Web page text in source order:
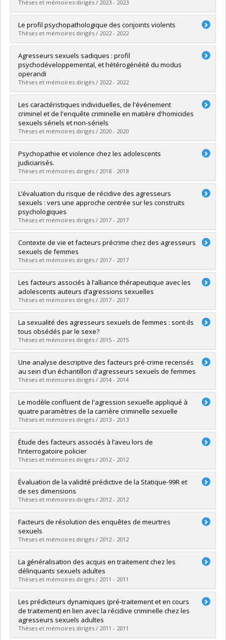
Cycle : Master's
Grade :M. Sc.
Lien vers le document dans Papyrus
Thèses et mémoires dirigés / 2023 - 2023
Graduate :Michaud, Patrick
Cycle : Doctoral
Grade :Ph. D.
Lien vers le document dans Papyrus
Le profil psychopathologique des conjoints violents
Thèses et mémoires dirigés / 2022 - 2022
Graduate : Ménard, Ingrid
Cycle :Master's
Grade :M. Sc.
Lien vers le document dans Papyrus
Agresseurs sexuels sadiques : profil
psychodéveloppemental, et hétérogénéité du modus
operandi
Thèses et mémoires dirigés / 2022 - 2022
Graduate :Gauthier, Alexandre
Cycle :Master's
Grade : M. Sc.
Lien vers le document dans Papyrus
Les caractéristiques individuelles, de l'événement
criminel et de l'enquête criminelle en matière d'homicides
sexuels sériels et non-sériels
Thèses et mémoires dirigés / 2020 - 2020
Graduate :James, Jonathan
Cycle :Doctoral
Grade :Ph. D.
Lien vers le document dans Papyrus
Psychopathie et violence chez les adolescents
judiciarisés.
Thèses et mémoires dirigés / 2018 - 2018
Graduate : Francoeur, Jonathan
Cycle :Master's
Grade :M. Sc.
Lien vers le document dans Papyrus
L’évaluation du risque de récidive des agresseurs
sexuels : vers une approche centrée sur les construits
psychologiques
Thèses et mémoires dirigés / 2017 - 2017
Graduate :Brouillette-Alarie, Sébastien
Cycle :Doctoral
Grade :Ph. D.
Lien vers le document dans Papyrus
Contexte de vie et facteurs précrime chez des agresseurs
sexuels de femmes
Thèses et mémoires dirigés / 2017 - 2017
Graduate :Schraenen, Jolaine
Cycle :Master's
Grade :M. Sc.
Lien vers le document dans Papyrus
Les facteurs associés à l’alliance thérapeutique avec les
adolescents auteurs d’agressions sexuelles
Thèses et mémoires dirigés / 2017 - 2017
Graduate : Kirouac-Ouimet, Audrey
Cycle :Master's
Grade :M. Sc.
Lien vers le document dans Papyrus
La sexualité des agresseurs sexuels de femmes : sont-ils
tous obsédés par le sexe?
Thèses et mémoires dirigés / 2015 - 2015
Graduate :Langevin, Stephanie
Cycle :Master's
Grade :M. Sc.
Lien vers le document dans Papyrus
Une analyse descriptive des facteurs pré-crime recensés
au sein d'un échantillon d'agresseurs sexuels de femmes
Thèses et mémoires dirigés / 2014 - 2014
Graduate :Foisy, Dominic
Cycle : Master's
Grade :M. Sc.
Lien vers le document dans Papyrus
Le modèle confluent de l'agression sexuelle appliqué à
quatre paramètres de la carrière criminelle sexuelle
Thèses et mémoires dirigés / 2013 - 2013
Graduate :Laporte, Jean-François
Cycle :Master's
Grade :M. Sc.
Lien vers le document dans Papyrus
Étude des facteurs associés à l’aveu lors de
l’interrogatoire policier
Thèses et mémoires dirigés / 2012 - 2012
Graduate :Monguilod, Andréa
Cycle : Master's
Grade :M. Sc.
Lien vers le document dans Papyrus
Évaluation de la validité prédictive de la Statique-99R et
de ses dimensions
Thèses et mémoires dirigés / 2012 - 2012
Graduate : Brouillette-Alarie, Sébastien
Cycle :Master's
Grade :M. Sc.
Lien vers le document dans Papyrus
Facteurs de résolution des enquêtes de meurtres
sexuels
Thèses et mémoires dirigés / 2012 - 2012
Graduate :Chaverot, David
Cycle :Master's
Grade :M. Sc.
Lien vers le document dans Papyrus
La généralisation des acquis en traitement chez les
délinquants sexuels adultes
Thèses et mémoires dirigés / 2011 - 2011
Graduate :Sylvain, Virginie
Cycle :Master's
Grade :M. Sc.
Lien vers le document dans Papyrus
Les prédicteurs dynamiques (pré-traitement et en cours
de traitement) en lien avec la récidive criminelle chez les
agresseurs sexuels adultes
Thèses et mémoires dirigés / 2011 - 2011